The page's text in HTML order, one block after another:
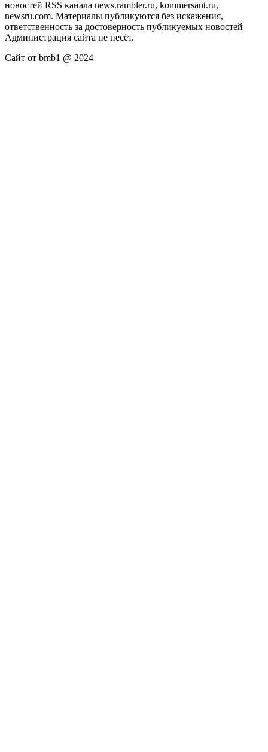
новостей RSS канала news.rambler.ru, kommersant.ru,
newsru.com. Материалы публикуются без искажения,
ответственность за достоверность публикуемых новостей
Администрация сайта не несёт.
Сайт от bmb1 @ 2024